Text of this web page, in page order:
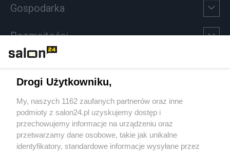
Gospodarka
Rozmaitości
Sport
Społeczeństwo
Kultura
Drogi Użytkowniku,
My, naszych 1162 zaufanych partnerów oraz inne
podmioty z salon24.pl uzyskujemy dostęp i
przechowujemy informacje na urządzeniu oraz
przetwarzamy dane osobowe, takie jak unikalne
identyfikatory, standardowe informacje wysyłane przez